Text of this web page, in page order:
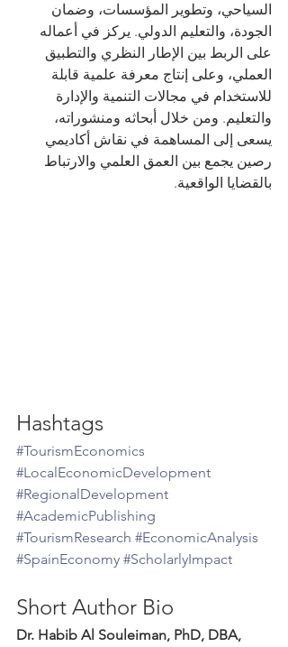
السياحي، وتطوير المؤسسات، وضمان
الجودة، والتعليم الدولي. يركز في أعماله
على الربط بين الإطار النظري والتطبيق
العملي، وعلى إنتاج معرفة علمية قابلة
للاستخدام في مجالات التنمية والإدارة
والتعليم. ومن خلال أبحاثه ومنشوراته،
يسعى إلى المساهمة في نقاش أكاديمي
رصين يجمع بين العمق العلمي والارتباط
بالقضايا الواقعية.
Hashtags
#TourismEconomics
#LocalEconomicDevelopment
#RegionalDevelopment
#AcademicPublishing
#TourismResearch #EconomicAnalysis
#SpainEconomy #ScholarlyImpact
Short Author Bio
Dr. Habib Al Souleiman, PhD, DBA,